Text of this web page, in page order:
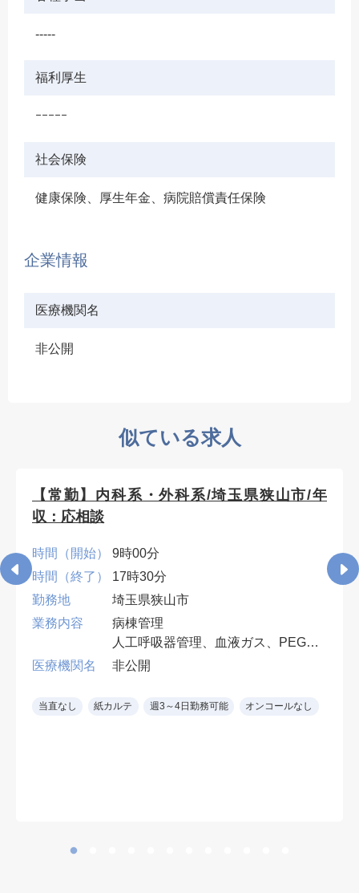
-----
福利厚生
ｰｰｰｰｰ
社会保険
健康保険、厚生年金、病院賠償責任保険
企業情報
医療機関名
非公開
似ている求人
【常勤】内科系・外科系/埼玉県狭山市/年
収：応相談
時間（開始）
9時00分
時間（終了）
17時30分
勤務地
埼玉県狭山市
業務内容
病棟管理
人工呼吸器管理、血液ガス、PEG・
胃ろう交換など、入院患者の処置対
早番・遅番各週1回。週4日勤務可
医療機関名 非公開
当直なし 紙カルテ 週3～4日勤務可能 オンコールなし